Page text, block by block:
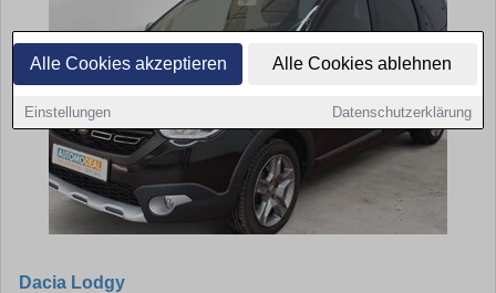
Alle Cookies akzeptieren Alle Cookies ablehnen
Einstellungen Datenschutzerklärung
Dacia Lodgy